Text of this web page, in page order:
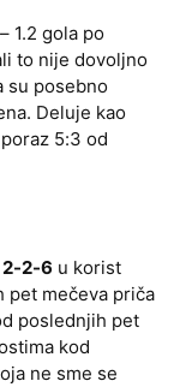
1.2 gola po
to nije dovoljno
su posebno
Deluje kao
5:3 od
2-2-6 u korist
pet mečeva priča
poslednjih pet
kod
ne sme se